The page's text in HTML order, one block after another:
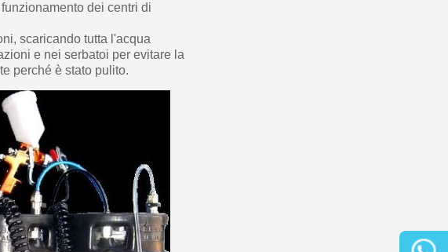
dei centri di
scaricando tutta l'acqua
e nei serbatoi per evitare la
perché è stato pulito.